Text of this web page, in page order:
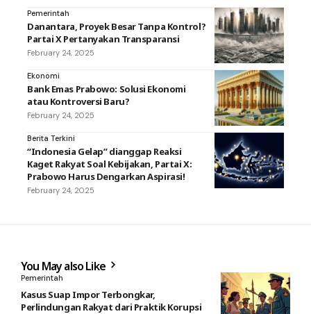
Pemerintah
Danantara, Proyek Besar Tanpa Kontrol?
Partai X Pertanyakan Transparansi
February 24, 2025
Ekonomi
Bank Emas Prabowo: Solusi Ekonomi
atau Kontroversi Baru?
February 24, 2025
Berita Terkini
“Indonesia Gelap” dianggap Reaksi
Kaget Rakyat Soal Kebijakan, Partai X:
Prabowo Harus Dengarkan Aspirasi!
February 24, 2025
You May also Like
Pemerintah
Kasus Suap Impor Terbongkar,
Perlindungan Rakyat dari Praktik Korupsi